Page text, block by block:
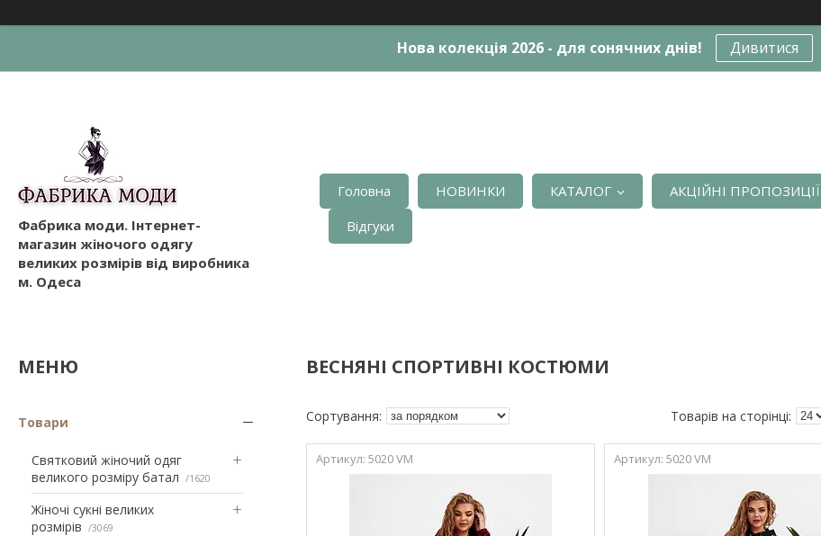
Нова колекція 2026 - для сонячних днів! Дивитися
Фабрика моди. Інтернет-
магазин жіночого одягу
великих розмірів від виробника
м. Одеса
Головна НОВИНКИ КАТАЛОГ АКЦІЙНІ ПРОПОЗИЦІЇ
Відгуки
Товари
Святковий жіночий одяг
великого розміру батал
1620
Жіночі сукні великих
розмірів
3069
ВЕСНЯНІ СПОРТИВНІ КОСТЮМИ
5020 VM 5020 VM